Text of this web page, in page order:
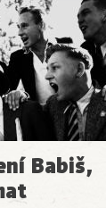
Babiš,